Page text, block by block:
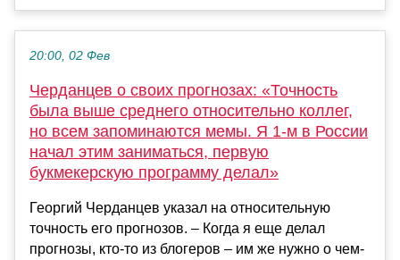
20:00, 02 Фев
Черданцев о своих прогнозах: «Точность
была выше среднего относительно коллег,
но всем запоминаются мемы. Я 1-м в России
начал этим заниматься, первую
букмекерскую программу делал»
Георгий Черданцев указал на относительную
точность его прогнозов. – Когда я еще делал
прогнозы, кто-то из блогеров – им же нужно о чем-